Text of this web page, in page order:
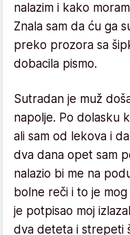
nalazim i kako
Znala sam da ću ga
preko prozora sa
dobacila pismo.
Sutradan je muž
napolje. Po dolasku
ali sam od lekova i
dva dana opet sam
nalazio bi me na
bolne reči i to je
je potpisao moj
dva deteta i strepeti